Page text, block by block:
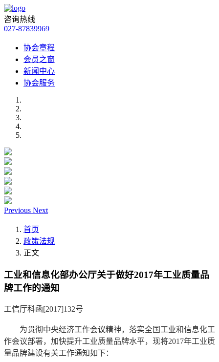
咨询热线
027-87839969
协会章程
会员之窗
新闻中心
协会服务
Previous Next
首页
政策法规
正文
工业和信息化部办公厅关于做好2017年工业质量品
牌工作的通知
工信厅科函[2017]132号
为贯彻中央经济工作会议精神，落实全国工业和信息化工
作会议部署，加快提升工业质量品牌水平，现将2017年工业质
量品牌建设有关工作通知如下：